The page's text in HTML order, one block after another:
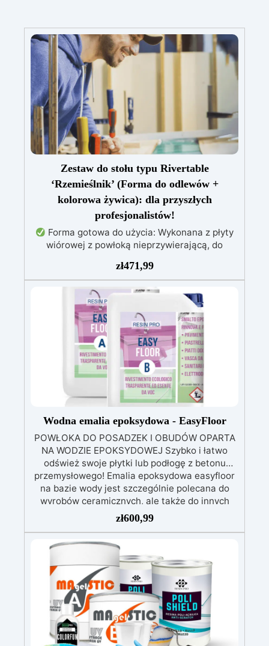
Zestaw do stołu typu Rivertable
‘Rzemieślnik’ (Forma do odlewów +
kolorowa żywica): dla przyszłych
profesjonalistów!
Forma gotowa do użycia: Wykonana z płyty
wiórowej z powłoką nieprzywierającą, do
epoksydowa wysokiej jakości: 1,6 kg
przezroczystej, samopoziomującej żywicy
odpornej na promieniowanie UV, łatwej do
wylania.
Pełny zestaw: Zawiera drewno
świerkowe impregnowane, barwniki (biały,
czarny, czerwony, niebieski, żółty), wagę i
narzędzia do mieszania.
Łatwy montaż:
Forma już zmontowana, gotowa do użycia,
oszczędzając czas i zapewniając precyzję.
zł471,99
Wodna emalia epoksydowa - EasyFloor
POWŁOKA DO POSADZEK I OBUDÓW OPARTA
NA WODZIE EPOKSYDOWEJ Szybko i łatwo
odśwież swoje płytki lub podłogę z betonu
przemysłowego! Emalia epoksydowa easyfloor
na bazie wody jest szczególnie polecana do
wyrobów ceramicznych, ale także do innych
rodzajów podłoża, takich jak płytki ceramiczne
czy też podłogi z betonu przemysłowego.
Tworzy warstwę ochronną, która chroni przed
zużyciem i przywraca blask powierzchniom!
Emalia wodna bez nieprzyjemnych zapachów,
wzbogacona o związki strukturalne
nieorganiczne, aby zapewnić maksymalną
wytrzymałość, trwałość i przyczepność do
podłoża. Nie uwalnia substancji szkodliwych dla
zdrowia człowieka, dlatego nie ma problemów z
toksycznością. Łatwo nakładać jedną lub dwie
zł600,99